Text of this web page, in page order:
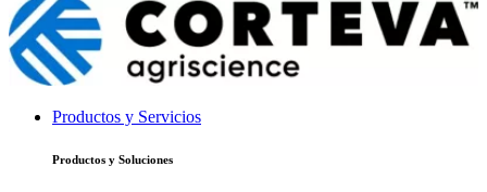
Productos y Servicios
Productos y Soluciones